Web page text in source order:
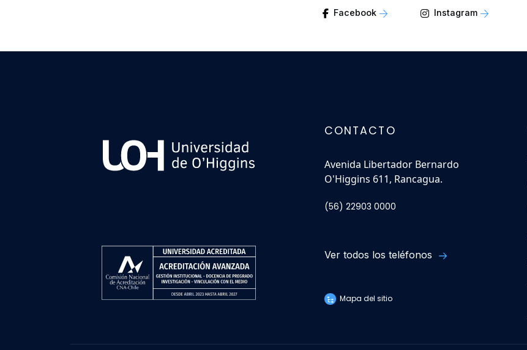
Facebook Instagram
CONTACTO
Avenida Libertador Bernardo
O'Higgins 611, Rancagua.
(56) 22903 0000
Ver todos los teléfonos
Mapa del sitio